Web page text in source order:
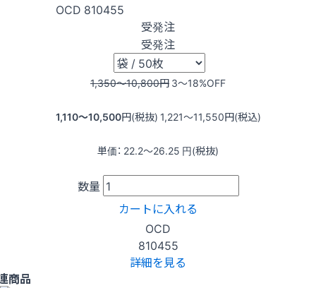
OCD 810455
受発注
受発注
1,350〜10,800円 3〜18%OFF
1,110〜10,500円(税抜) 1,221〜11,550円(税込)
単価： 22.2〜26.25 円(税抜)
数量
カートに入れる
OCD
810455
詳細を見る
商品